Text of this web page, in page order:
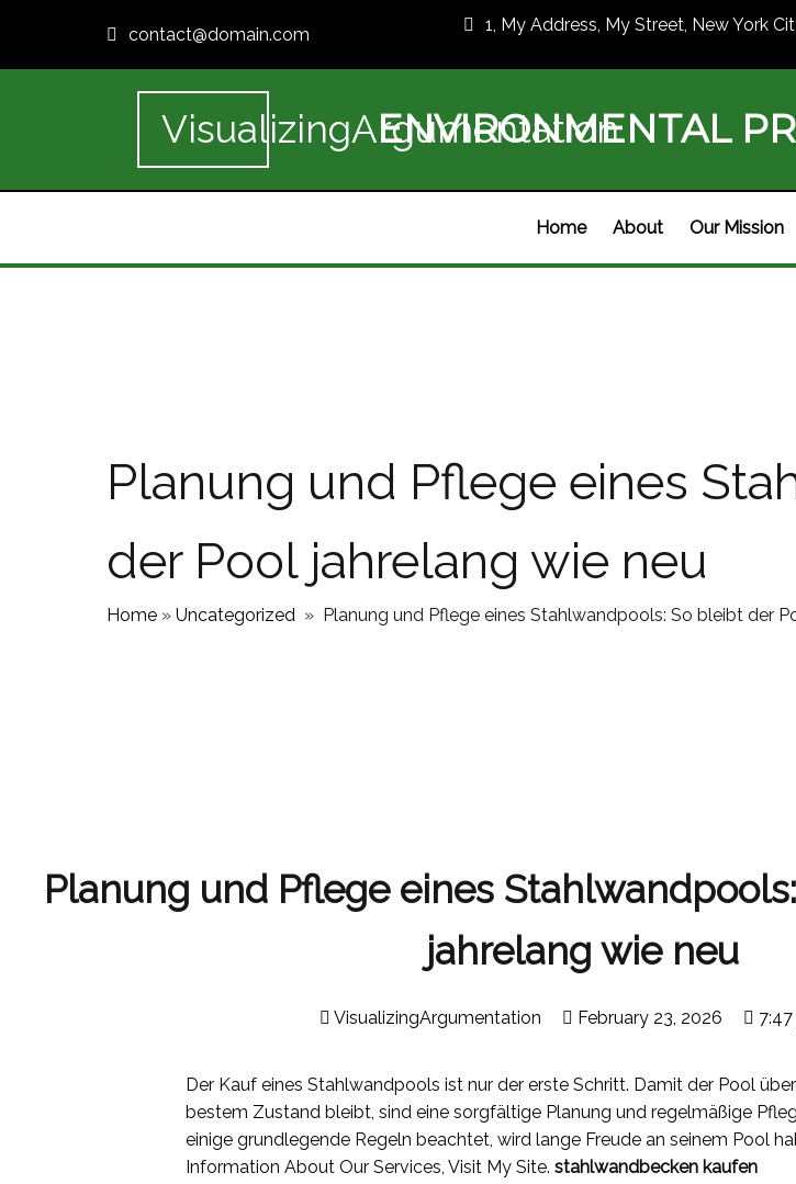
contact@domain.com 1, My Address, My Street, New York
VisualizingArgumentation
ENVIRONMENTAL
Home About Our Mission
Planung und Pflege eines
der Pool jahrelang wie neu
Home » Uncategorized » Planung und Pflege eines Stahlwandpools: So bleibt der
Planung und Pflege eines
jahrelang wie neu
VisualizingArgumentation February 23, 2026
Der Kauf eines Stahlwandpools ist nur der erste Schritt. Damit der Pool
bestem Zustand bleibt, sind eine sorgfältige Planung und regelmäßige
einige grundlegende Regeln beachtet, wird lange Freude an seinem Pool
Information About Our Services, Visit My Site.stahlwandbecken kaufen